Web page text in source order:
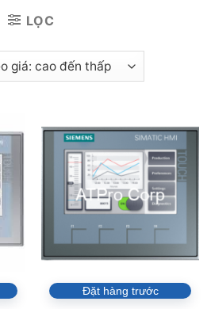
LỌC
Đặt hàng trước